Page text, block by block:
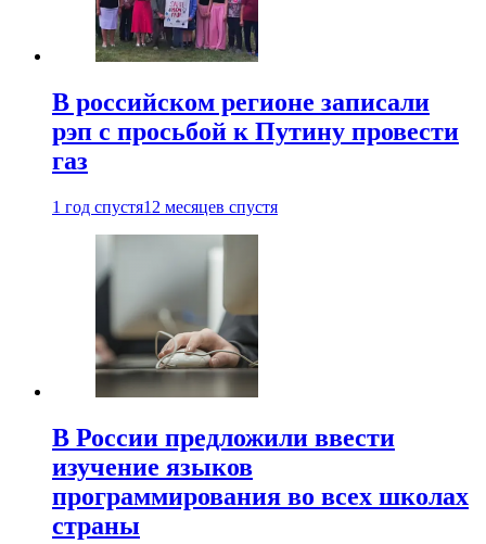
В российском регионе записали
рэп с просьбой к Путину провести
газ
1 год спустя12 месяцев спустя
В России предложили ввести
изучение языков
программирования во всех школах
страны